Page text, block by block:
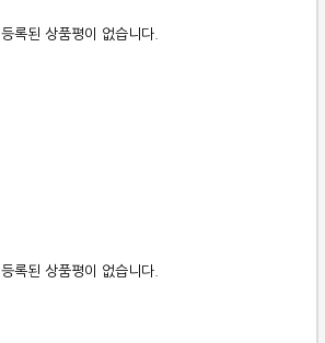
등록된 상품평이 없습니다.
등록된 상품평이 없습니다.